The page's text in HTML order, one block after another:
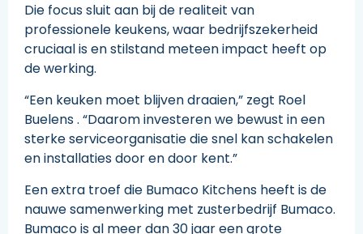
Die focus sluit aan bij de realiteit van
professionele keukens, waar bedrijfszekerheid
cruciaal is en stilstand meteen impact heeft op
de werking.
“Een keuken moet blijven draaien,” zegt Roel
Buelens . “Daarom investeren we bewust in een
sterke serviceorganisatie die snel kan schakelen
en installaties door en door kent.”
Een extra troef die Bumaco Kitchens heeft is de
nauwe samenwerking met zusterbedrijf Bumaco.
Bumaco is al meer dan 30 jaar een grote